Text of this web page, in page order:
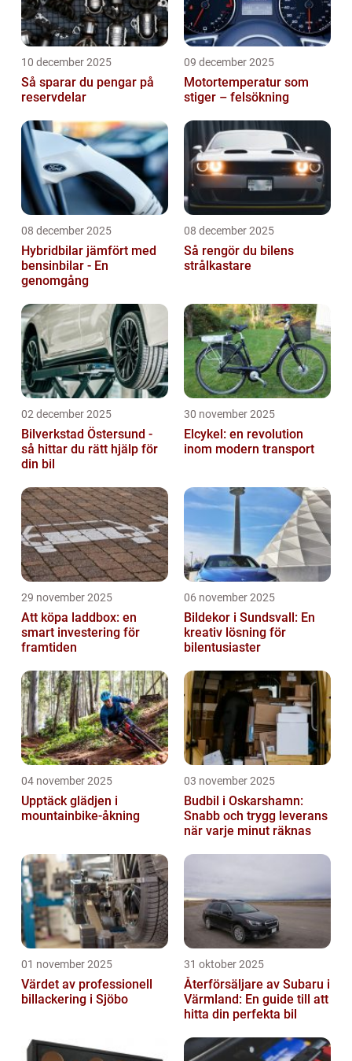
10 december 2025
Så sparar du pengar på
reservdelar
09 december 2025
Motortemperatur som
stiger – felsökning
08 december 2025
Hybridbilar jämfört med
bensinbilar - En
genomgång
08 december 2025
Så rengör du bilens
strålkastare
02 december 2025
Bilverkstad Östersund -
så hittar du rätt hjälp för
din bil
30 november 2025
Elcykel: en revolution
inom modern transport
29 november 2025
Att köpa laddbox: en
smart investering för
framtiden
06 november 2025
Bildekor i Sundsvall: En
kreativ lösning för
bilentusiaster
04 november 2025
Upptäck glädjen i
mountainbike-åkning
03 november 2025
Budbil i Oskarshamn:
Snabb och trygg leverans
när varje minut räknas
01 november 2025
Värdet av professionell
billackering i Sjöbo
31 oktober 2025
Återförsäljare av Subaru i
Värmland: En guide till att
hitta din perfekta bil